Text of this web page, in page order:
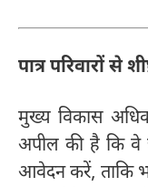
पात्र परिवारों
मुख्य विकास
अपील की है कि
आवेदन करें, ताकि